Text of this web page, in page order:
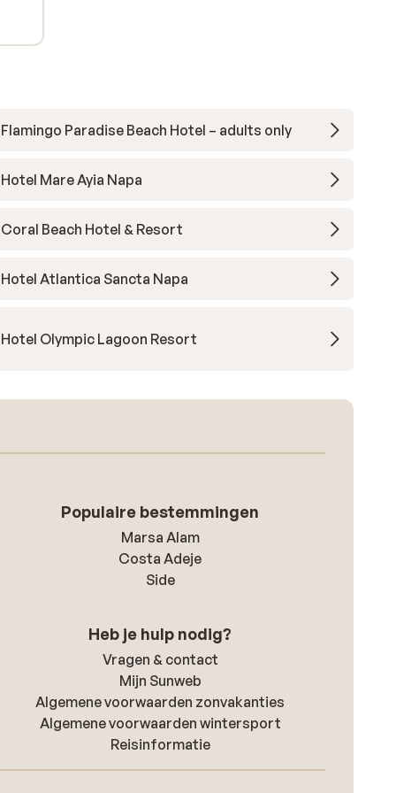
Flamingo Paradise Beach Hotel – adults only
Hotel Mare Ayia Napa
Coral Beach Hotel & Resort
Hotel Atlantica Sancta Napa
Hotel Olympic Lagoon Resort
Populaire bestemmingen
Marsa Alam
Costa Adeje
Side
Heb je hulp nodig?
Vragen & contact
Mijn Sunweb
Algemene voorwaarden zonvakanties
Algemene voorwaarden wintersport
Reisinformatie